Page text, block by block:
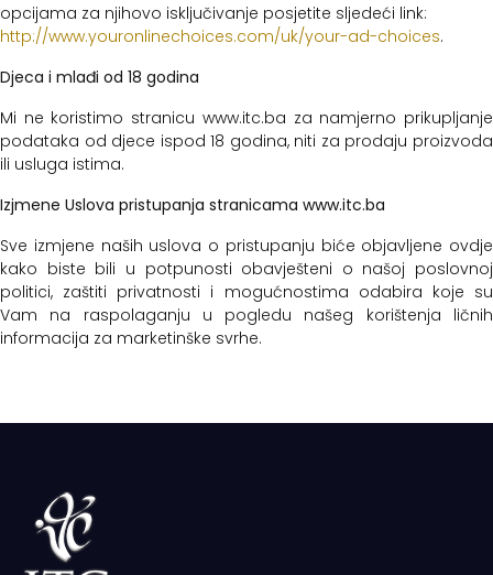
opcijama za njihovo isključivanje posjetite sljedeći link:
http://www.youronlinechoices.com/uk/your-ad-choices.
Djeca i mlađi od 18 godina
Mi ne koristimo stranicu www.itc.ba za namjerno prikupljanje
podataka od djece ispod 18 godina, niti za prodaju proizvoda
ili usluga istima.
Izjmene Uslova pristupanja stranicama www.itc.ba
Sve izmjene naših uslova o pristupanju biće objavljene ovdje
kako biste bili u potpunosti obavješteni o našoj poslovnoj
politici, zaštiti privatnosti i mogućnostima odabira koje su
Vam na raspolaganju u pogledu našeg korištenja ličnih
informacija za marketinške svrhe.